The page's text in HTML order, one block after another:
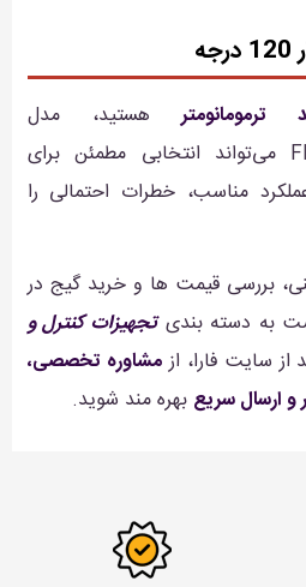
ترمومانومترهستید، مدل
FIMET/4bar/120c/8cm می‌تواند انتخابی مطمئن برای
مناسب، خطرات احتمالی را
بررسی قیمت ها و خرید گیج در
به دسته بندیتجهیزات کنترل و
از سایت فارا، ازمشاوره تخصصی،
ارسال سریع بهره مند شوید.